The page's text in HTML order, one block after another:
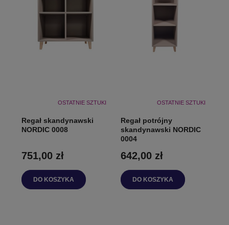
OSTATNIE SZTUKI
Regał skandynawski
NORDIC 0008
751,00 zł
DO KOSZYKA
OSTATNIE SZTUKI
Regał potrójny
skandynawski NORDIC
0004
642,00 zł
DO KOSZYKA